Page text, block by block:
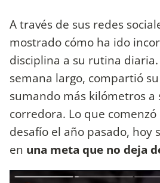
A través de sus redes
mostrado cómo ha ido
disciplina a su rutina
semana largo, compartió
sumando más kilómetros a
corredora. Lo que
desafío el año pasado, hoy
en una meta que no deja